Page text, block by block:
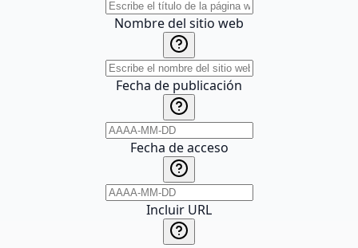
Nombre del sitio web
Fecha de publicación
Fecha de acceso
Incluir URL